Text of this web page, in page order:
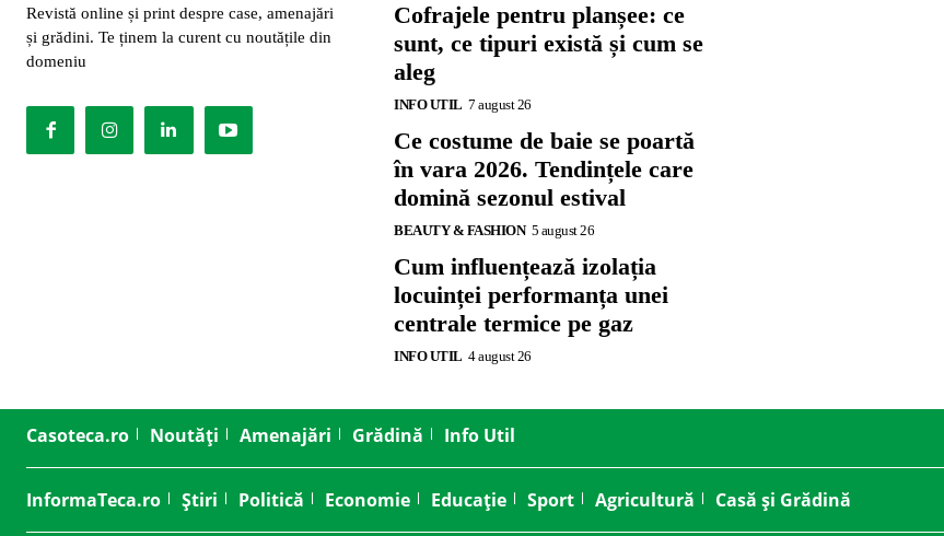
Revistă online și print despre case, amenajări
și grădini. Te ținem la curent cu noutățile din
domeniu
Cofrajele pentru planșee: ce
sunt, ce tipuri există și cum se
aleg
INFO UTIL 7 august 26
Ce costume de baie se poartă
în vara 2026. Tendințele care
domină sezonul estival
BEAUTY & FASHION 5 august 26
Cum influențează izolația
locuinței performanța unei
centrale termice pe gaz
INFO UTIL 4 august 26
Casoteca.ro Noutăți Amenajări Grădină Info Util
InformaTeca.ro Știri Politică Economie Educație Sport Agricultură Casă și Grădină